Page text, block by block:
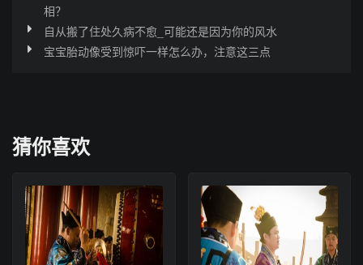
相？
自从搬了住处久病不愈_可能还是因为你的风水
宝宝胎动像受到惊吓一样怎么办，注意这三点
猜你喜欢